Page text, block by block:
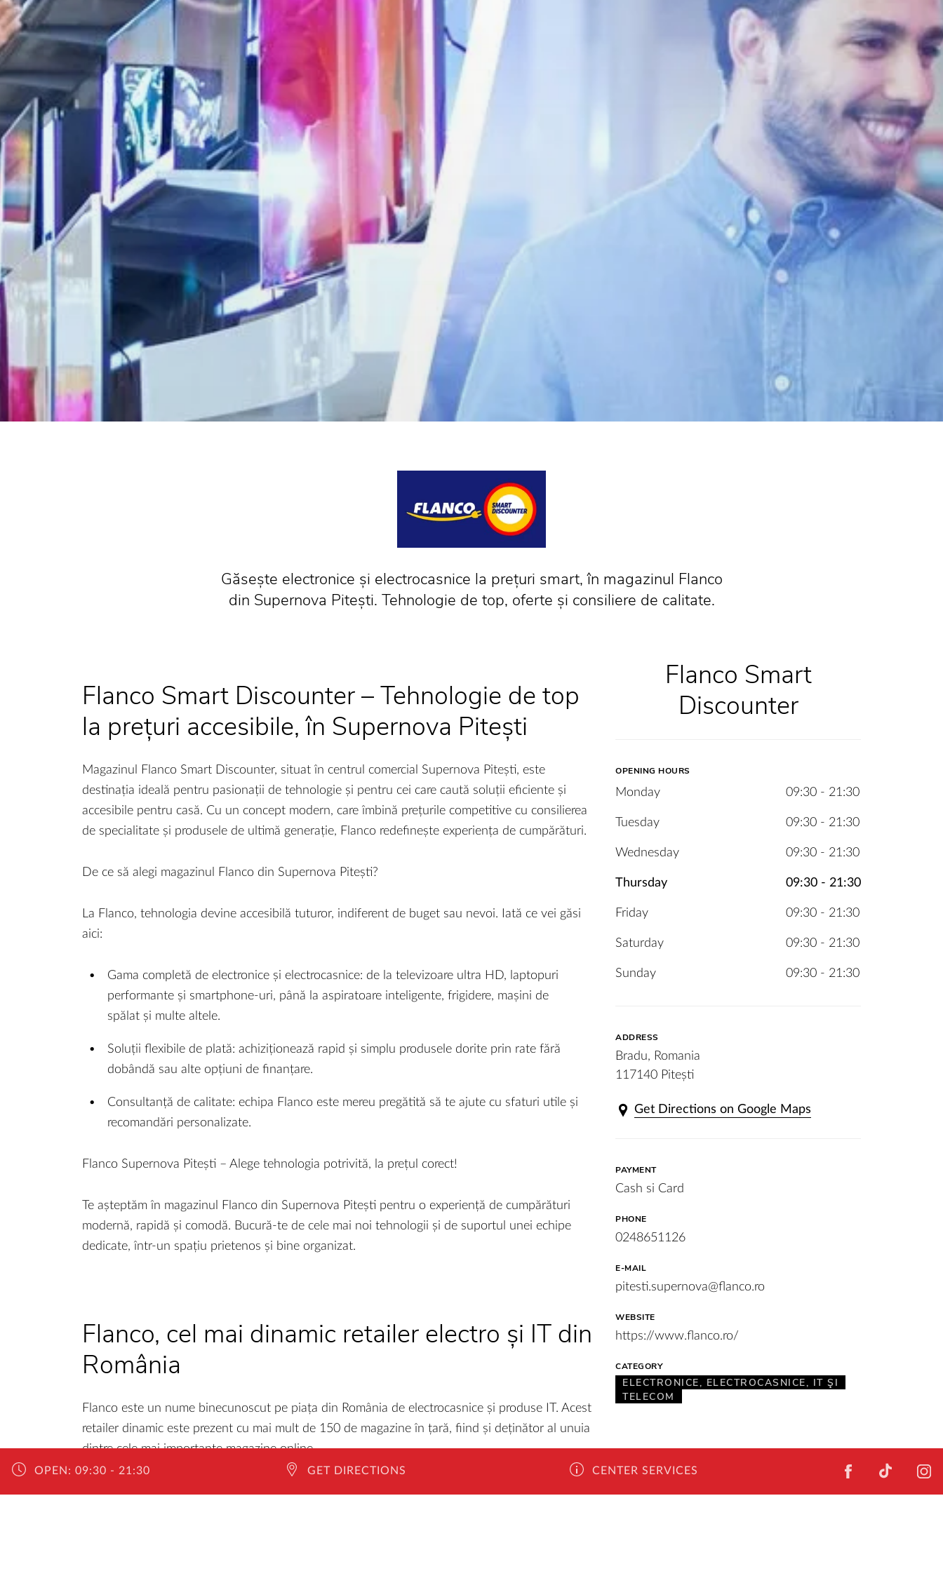
Găsește electronice și electrocasnice la prețuri smart, în magazinul Flanco
din Supernova Pitești. Tehnologie de top, oferte și consiliere de calitate.
Flanco Smart
Discounter
OPENING HOURS
Monday 09:30 - 21:30
Tuesday 09:30 - 21:30
Wednesday 09:30 - 21:30
Thursday 09:30 - 21:30
Friday 09:30 - 21:30
Saturday 09:30 - 21:30
Sunday 09:30 - 21:30
ADDRESS
Bradu, Romania
117140 Pitești
Get Directions on Google Maps
PAYMENT
Cash si Card
PHONE
0248651126
E-MAIL
pitesti.supernova@flanco.ro
WEBSITE
https://www.flanco.ro/
CATEGORY
ELECTRONICE, ELECTROCASNICE, IT ŞI
TELECOM
Flanco Smart Discounter – Tehnologie de top
la prețuri accesibile, în Supernova Pitești
Magazinul Flanco Smart Discounter, situat în centrul comercial Supernova Pitești, este
destinația ideală pentru pasionații de tehnologie și pentru cei care caută soluții eficiente și
accesibile pentru casă. Cu un concept modern, care îmbină prețurile competitive cu consilierea
de specialitate și produsele de ultimă generație, Flanco redefinește experiența de cumpărături.
De ce să alegi magazinul Flanco din Supernova Pitești?
La Flanco, tehnologia devine accesibilă tuturor, indiferent de buget sau nevoi. Iată ce vei găsi
aici:
Gama completă de electronice și electrocasnice: de la televizoare ultra HD, laptopuri
performante și smartphone-uri, până la aspiratoare inteligente, frigidere, mașini de
spălat și multe altele.
Soluții flexibile de plată: achiziționează rapid și simplu produsele dorite prin rate fără
dobândă sau alte opțiuni de finanțare.
Consultanță de calitate: echipa Flanco este mereu pregătită să te ajute cu sfaturi utile și
recomandări personalizate.
Flanco Supernova Pitești – Alege tehnologia potrivită, la prețul corect!
Te așteptăm în magazinul Flanco din Supernova Pitești pentru o experiență de cumpărături
modernă, rapidă și comodă. Bucură-te de cele mai noi tehnologii și de suportul unei echipe
dedicate, într-un spațiu prietenos și bine organizat.
Flanco, cel mai dinamic retailer electro și IT din
România
Flanco este un nume binecunoscut pe piața din România de electrocasnice și produse IT. Acest
retailer dinamic este prezent cu mai mult de 150 de magazine în țară, fiind și deținător al unuia
dintre cele mai importante magazine online.
OPEN: 09:30 - 21:30 GET DIRECTIONS CENTER SERVICES FACEBOOK
TIKTOK